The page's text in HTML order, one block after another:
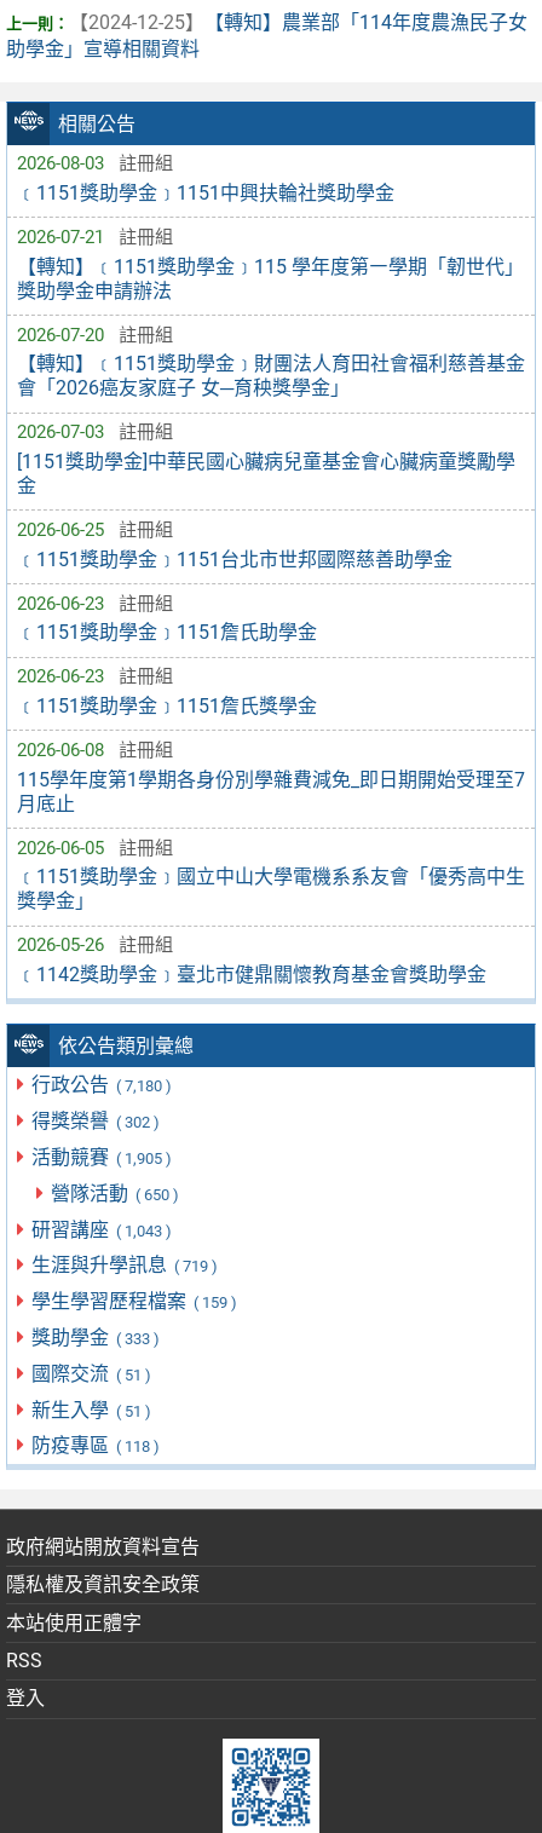
相關公告
2026-08-03 註冊組
﹝1151獎助學金﹞1151中興扶輪社獎助學金
2026-07-21 註冊組
【轉知】﹝1151獎助學金﹞115 學年度第㇐學期「韌世代」
獎助學金申請辦法
2026-07-20 註冊組
【轉知】﹝1151獎助學金﹞財團法人育田社會福利慈善基金
會「2026癌友家庭子 女─育秧獎學金」
2026-07-03 註冊組
[1151獎助學金]中華民國心臟病兒童基金會心臟病童獎勵學
金
2026-06-25 註冊組
﹝1151獎助學金﹞1151台北市世邦國際慈善助學金
2026-06-23 註冊組
﹝1151獎助學金﹞1151詹氏助學金
2026-06-23 註冊組
﹝1151獎助學金﹞1151詹氏獎學金
2026-06-08 註冊組
115學年度第1學期各身份別學雜費減免_即日期開始受理至7
月底止
2026-06-05 註冊組
﹝1151獎助學金﹞國立中山大學電機系系友會「優秀高中生
獎學金」
2026-05-26 註冊組
﹝1142獎助學金﹞臺北市健鼎關懷教育基金會獎助學金
依公告類別彙總
行政公告 ( 7,180 )
得獎榮譽 ( 302 )
活動競賽 ( 1,905 )
營隊活動 ( 650 )
研習講座 ( 1,043 )
生涯與升學訊息 ( 719 )
學生學習歷程檔案 ( 159 )
獎助學金 ( 333 )
國際交流 ( 51 )
新生入學 ( 51 )
防疫專區 ( 118 )
【2024-12-25】
【轉知】農業部「114年度農漁民子女
助學金」宣導相關資料
政府網站開放資料宣告
隱私權及資訊安全政策
本站使用正體字
RSS
登入